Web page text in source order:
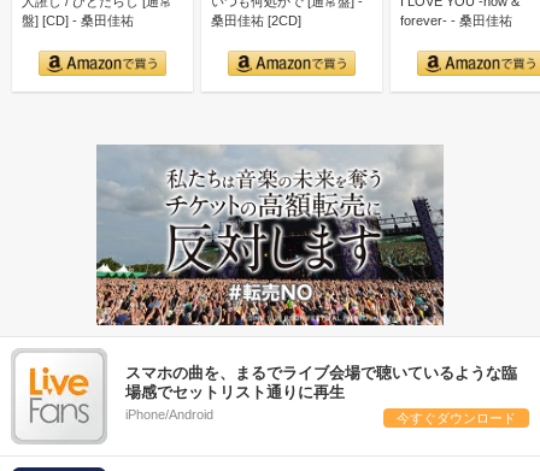
盤] [CD] - 桑田佳祐
桑田佳祐 [2CD]
forever- - 桑田佳祐
スマホの曲を、まるでライブ会場で聴いているような臨
場感でセットリスト通りに再生
iPhone/Android 今すぐダウンロード